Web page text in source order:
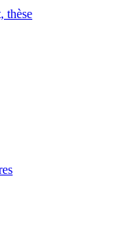
thèse